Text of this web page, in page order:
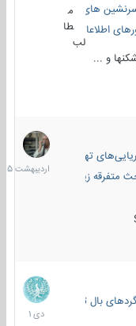
های دریایی
اطلاعاتی و جاسوسی
طا
لب
و ...
تهاجمی
زیرسطحی
31
1405
بال ثابت
12
دی
1401